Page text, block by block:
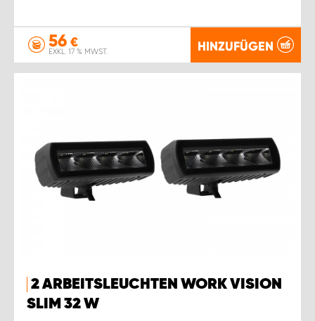
56 €
EXKL. 17 % MWST. HINZUFÜGEN
2 ARBEITSLEUCHTEN WORK VISION
SLIM 32 W